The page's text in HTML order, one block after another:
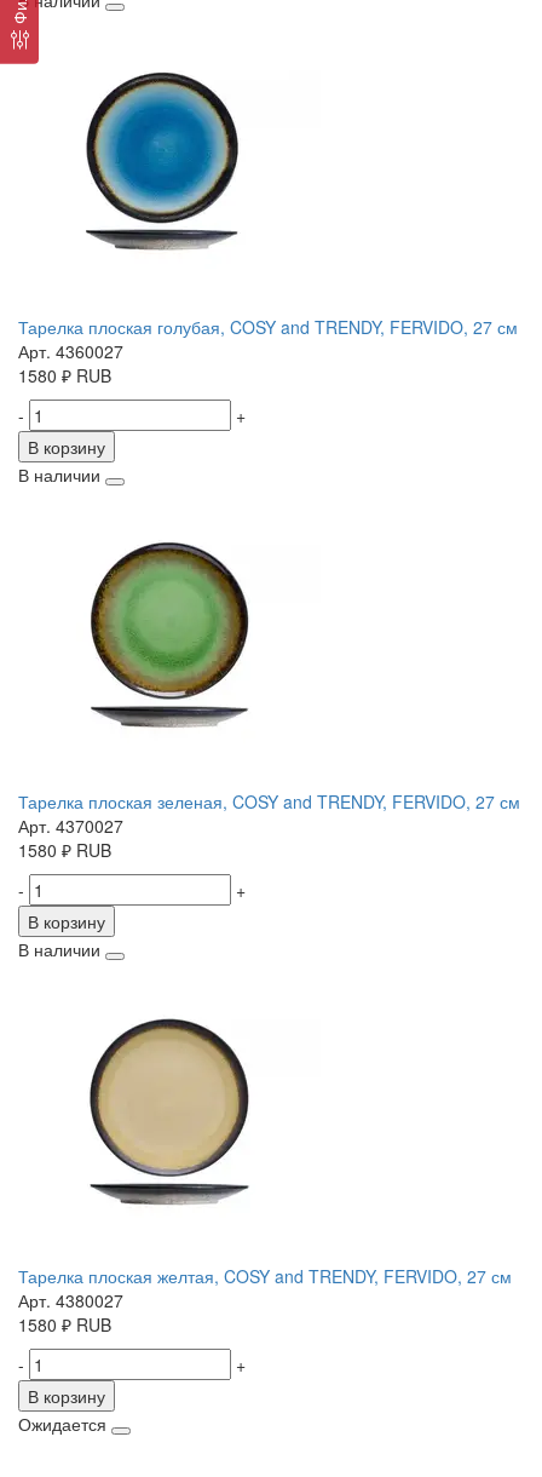
Тарелка плоская голубая, COSY and TRENDY, FERVIDO, 27 см
Арт. 4360027
1580 ₽ RUB
-
+
В корзину
В наличии
Тарелка плоская зеленая, COSY and TRENDY, FERVIDO, 27 см
Арт. 4370027
1580 ₽ RUB
-
+
В корзину
В наличии
Тарелка плоская желтая, COSY and TRENDY, FERVIDO, 27 см
Арт. 4380027
1580 ₽ RUB
-
+
В корзину
Ожидается